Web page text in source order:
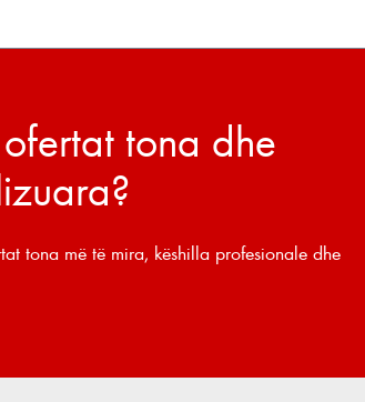
tona dhe
tona më të mira, këshilla profesionale dhe